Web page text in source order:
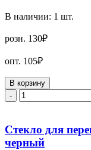
В наличии: 1 шт.
розн. 130₽
опт. 105₽
В корзину
-
Стекло для
черный